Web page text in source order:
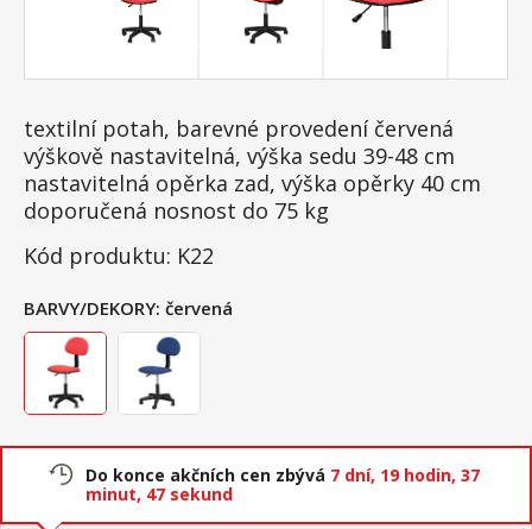
textilní potah, barevné provedení červená
výškově nastavitelná, výška sedu 39-48 cm
nastavitelná opěrka zad, výška opěrky 40 cm
doporučená nosnost do 75 kg
Kód produktu: K22
BARVY/DEKORY: červená
Do konce akčních cen zbývá 7 dní, 19 hodin, 37
minut, 47 sekund